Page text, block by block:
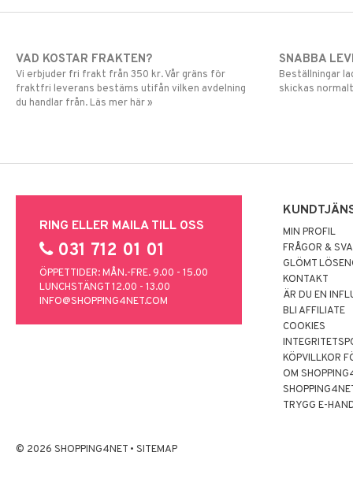
Skrållan
Super Mario
VAD KOSTAR FRAKTEN?
Vi erbjuder fri frakt från 350 kr. Vår gräns för
fraktfri leverans bestäms utifån vilken avdelning
du handlar från. Läs mer här »
SNABBA
Beställningar
skickas
RING ELLER MAILA TILL OSS
031 712 01 01
ÖPPETTIDER: MÅN.-FRE. 9.00 - 15.00
LUNCHSTÄNGT 12.00 - 13.00
INFO@SHOPPING4NET.COM
MIN PROFIL
FRÅGOR &
GLÖMT
KONTAKT
ÄR DU EN
BLI AFFILIATE
COOKIES
KÖPVILLKOR
OM
TRYGG E-
© 2026 SHOPPING4NET • SITEMAP